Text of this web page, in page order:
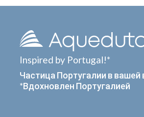
Inspired by Portugal!*
Частица Португалии в вашей
*Вдохновлен Португалией